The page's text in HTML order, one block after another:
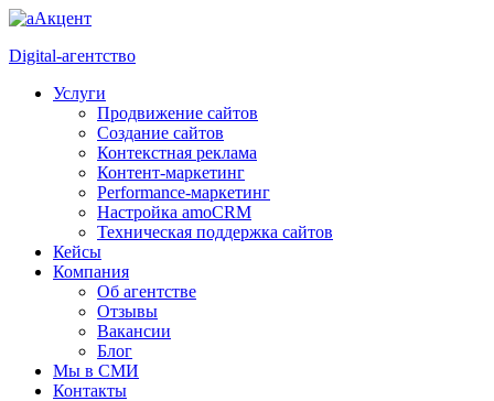
Digital-агентство
Услуги
Продвижение сайтов
Создание сайтов
Контекстная реклама
Контент-маркетинг
Performance-маркетинг
Настройка amoCRM
Техническая поддержка сайтов
Кейсы
Компания
Об агентстве
Отзывы
Вакансии
Блог
Мы в СМИ
Контакты